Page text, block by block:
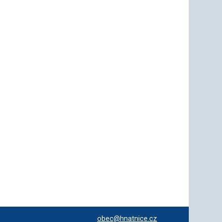
obec@hnatnice.cz